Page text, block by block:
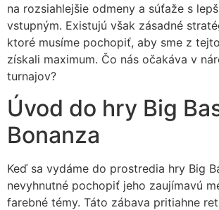
na rozsiahlejšie odmeny a súťaže s
vstupným. Existujú však zásadné
ktoré musíme pochopiť, aby sme z
získali maximum. Čo nás očakáva v
turnajov?
Úvod do hry Big
Bonanza
Keď sa vydáme do prostredia hry Big
nevyhnutné pochopiť jeho zaujímavú
farebné témy. Táto zábava pritiahne